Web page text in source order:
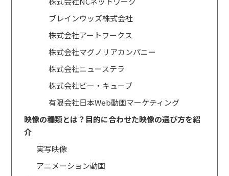
ブレインウッズ株式会社
株式会社アートワークス
株式会社マグノリアカンパニー
株式会社ニューステラ
株式会社ピー・キューブ
有限会社日本Web動画マーケティング
映像の種類とは？目的に合わせた映像の選び方を紹
介
実写映像
アニメーション動画